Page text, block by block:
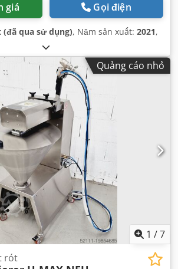
giá Gọi điện
qua sử dụng), Năm sản xuất: 2021,
Quảng cáo nhỏ
1 /7
rót